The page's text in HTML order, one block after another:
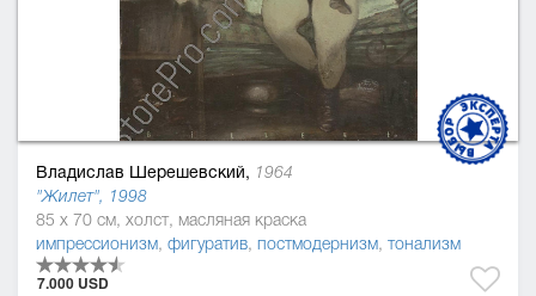
Владислав Шерешевский, 1964
"Жилет", 1998
85 x 70 см, холст, масляная краска
импрессионизм, фигуратив, постмодернизм, тонализм
7.000 USD